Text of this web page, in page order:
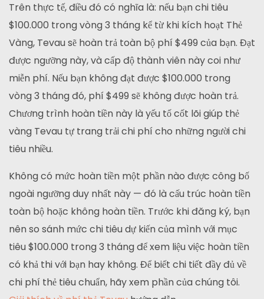
Trên thực tế, điều đó có nghĩa là: nếu bạn chi tiêu
$100.000 trong vòng 3 tháng kể từ khi kích hoạt Thẻ
Vàng, Tevau sẽ hoàn trả toàn bộ phí $499 của bạn. Đạt
được ngưỡng này, và cấp độ thành viên này coi như
miễn phí. Nếu bạn không đạt được $100.000 trong
vòng 3 tháng đó, phí $499 sẽ không được hoàn trả.
Chương trình hoàn tiền này là yếu tố cốt lõi giúp thẻ
vàng Tevau tự trang trải chi phí cho những người chi
tiêu nhiều.
Không có mức hoàn tiền một phần nào được công bố
ngoài ngưỡng duy nhất này — đó là cấu trúc hoàn tiền
toàn bộ hoặc không hoàn tiền. Trước khi đăng ký, bạn
nên so sánh mức chi tiêu dự kiến của mình với mục
tiêu $100.000 trong 3 tháng để xem liệu việc hoàn tiền
có khả thi với bạn hay không. Để biết chi tiết đầy đủ về
chi phí thẻ tiêu chuẩn, hãy xem phần của chúng tôi.